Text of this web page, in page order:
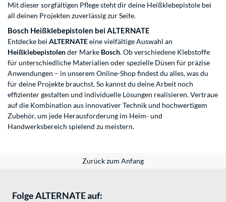
Mit dieser sorgfältigen Pflege steht dir deine Heißklebepistole bei
all deinen Projekten zuverlässig zur Seite.
Bosch Heißklebepistolen bei ALTERNATE
Entdecke bei ALTERNATEeine vielfältige Auswahl an
Heißklebepistolender Marke Bosch. Ob verschiedene Klebstoffe
für unterschiedliche Materialien oder spezielle Düsen für präzise
Anwendungen – in unserem Online-Shop findest du alles, was du
für deine Projekte brauchst. So kannst du deine Arbeit noch
effizienter gestalten und individuelle Lösungen realisieren. Vertraue
auf die Kombination aus innovativer Technik und hochwertigem
Zubehör, um jede Herausforderung im Heim- und
Handwerksbereich spielend zu meistern.
Zurück zum Anfang
Folge ALTERNATE auf: